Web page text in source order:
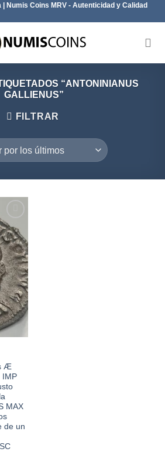
Numis Coins MRV - Autenticidad y Calidad
“ANTONINIANUS
GALLIENUS”
FILTRAR
Añadir
a la
de
Æ
IMP
MAX
de un